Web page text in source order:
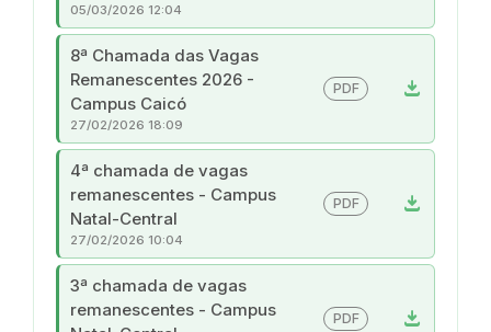
05/03/2026 12:04
8ª Chamada das Vagas
Remanescentes 2026 -
Campus Caicó
download
PDF
27/02/2026 18:09
4ª chamada de vagas
remanescentes - Campus
Natal-Central
download
PDF
27/02/2026 10:04
3ª chamada de vagas
remanescentes - Campus
download
PDF